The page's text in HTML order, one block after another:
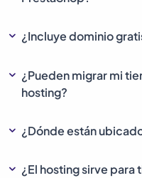
¿Incluye dominio
¿Pueden migrar mi
hosting?
¿Dónde están
¿El hosting sirve para